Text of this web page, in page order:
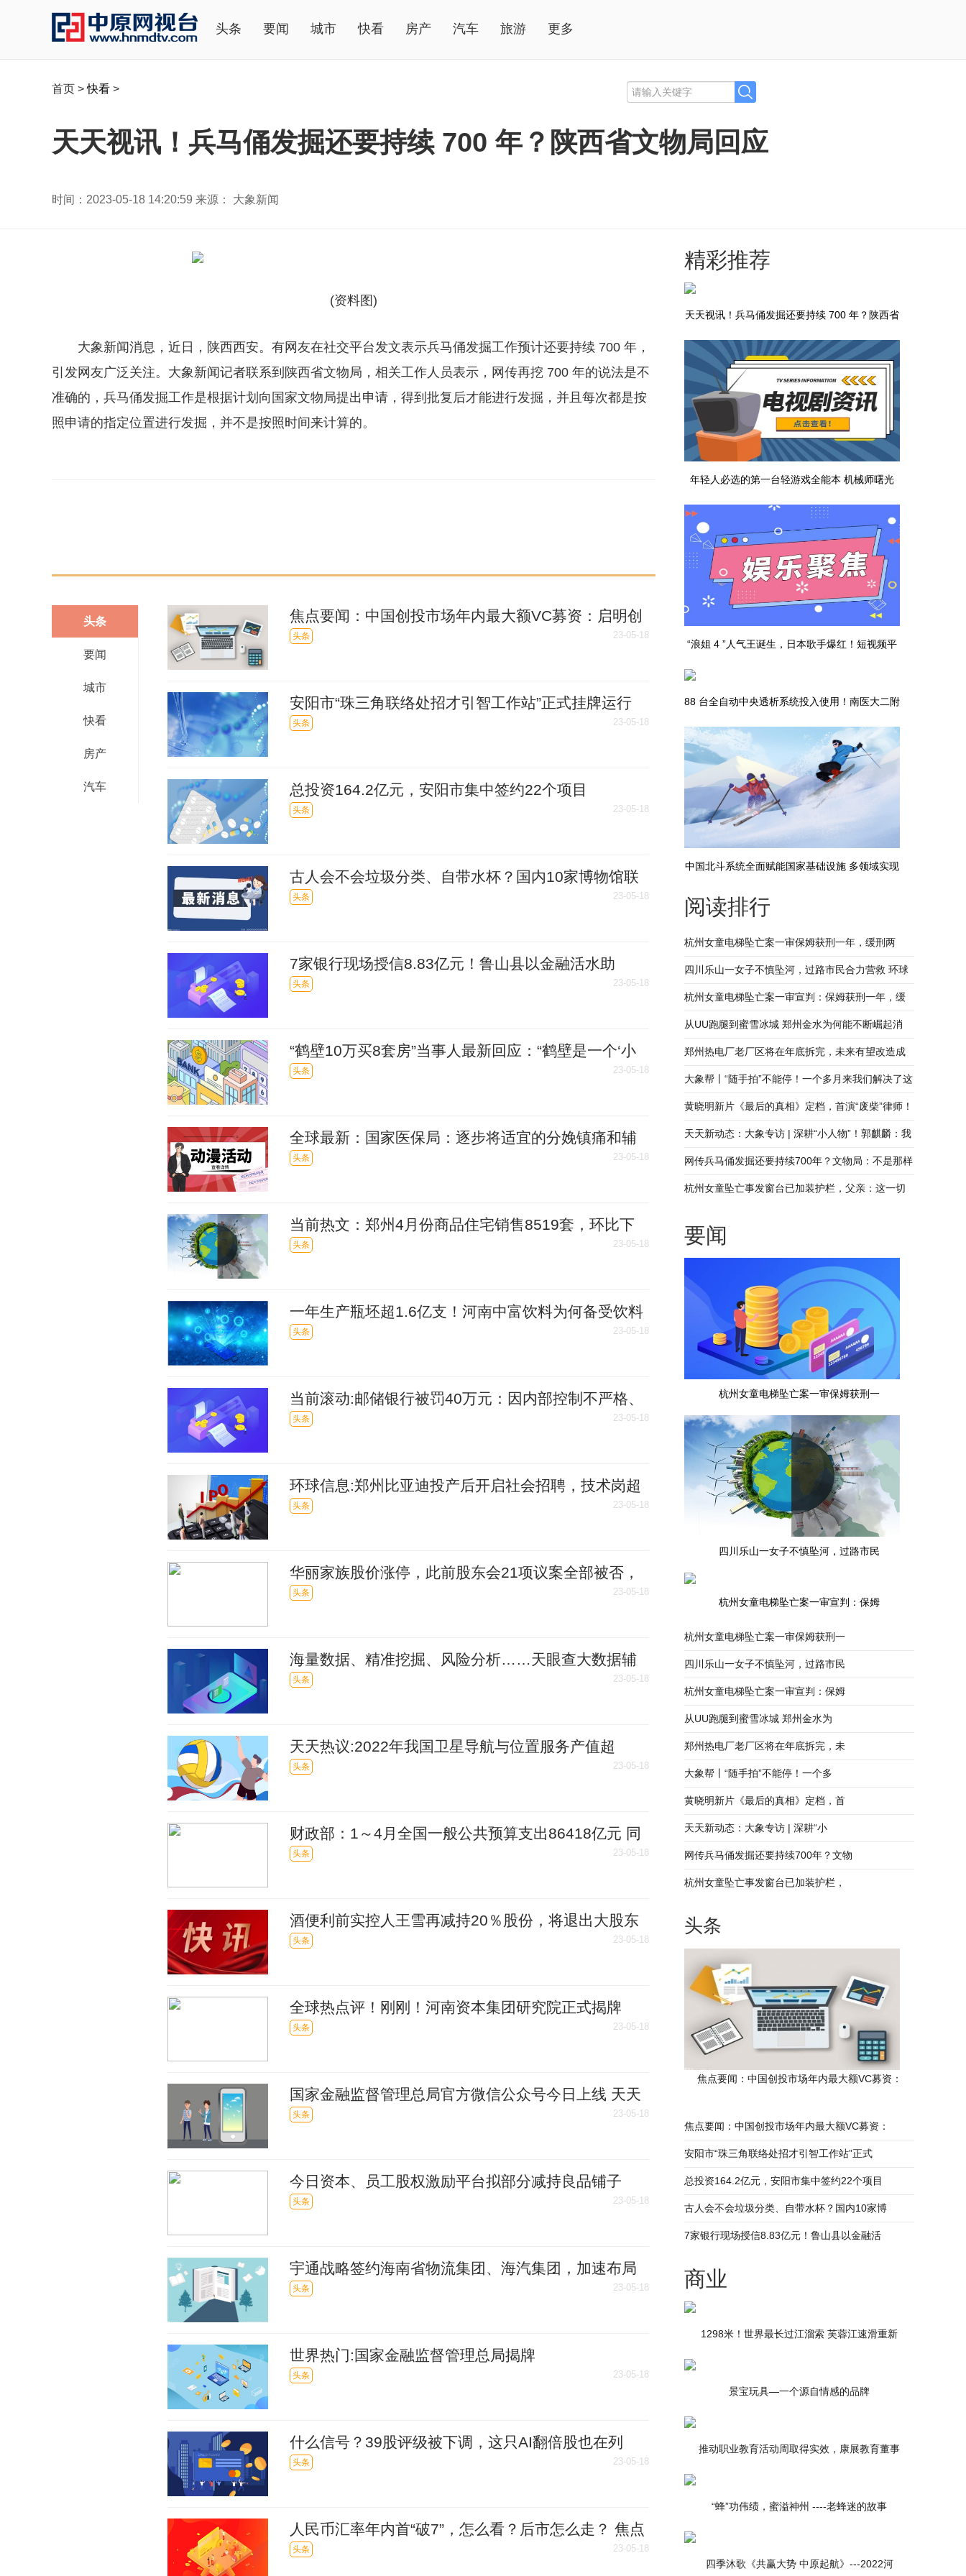
头条 要闻 城市 快看 房产 汽车 旅游 更多
首页 >快看 >
天天视讯！兵马俑发掘还要持续 700 年？陕西省文物局回应
时间：2023-05-18 14:20:59 来源： 大象新闻
(资料图)
大象新闻消息，近日，陕西西安。有网友在社交平台发文表示兵马俑发掘工作预计还要持续 700 年，
引发网友广泛关注。大象新闻记者联系到陕西省文物局，相关工作人员表示，网传再挖 700 年的说法是不
准确的，兵马俑发掘工作是根据计划向国家文物局提出申请，得到批复后才能进行发掘，并且每次都是按
照申请的指定位置进行发掘，并不是按照时间来计算的。
头条
要闻
城市
快看
房产
汽车
焦点要闻：中国创投市场年内最大额VC募资：启明创
投完成65亿元基金募集
头条 23-05-18
安阳市“珠三角联络处招才引智工作站”正式挂牌运行
头条 23-05-18
总投资164.2亿元，安阳市集中签约22个项目
头条 23-05-18
古人会不会垃圾分类、自带水杯？国内10家博物馆联
手支付宝、蚂蚁森林解密了
头条 23-05-18
7家银行现场授信8.83亿元！鲁山县以金融活水助
力“三产”高质量发展|天天快播
头条 23-05-18
“鹤壁10万买8套房”当事人最新回应：“鹤壁是一个‘小
而美’的城市”
头条 23-05-18
全球最新：国家医保局：逐步将适宜的分娩镇痛和辅
助生殖技术纳入医保
头条 23-05-18
当前热文：郑州4月份商品住宅销售8519套，环比下
降24.74％
头条 23-05-18
一年生产瓶坯超1.6亿支！河南中富饮料为何备受饮料
大牌青睐？
头条 23-05-18
当前滚动:邮储银行被罚40万元：因内部控制不严格、
未按规定报送案件信息
头条 23-05-18
环球信息:郑州比亚迪投产后开启社会招聘，技术岗超
5000人
头条 23-05-18
华丽家族股价涨停，此前股东会21项议案全部被否，
收监管工作函-天天短讯
头条 23-05-18
海量数据、精准挖掘、风险分析……天眼查大数据辅
助引进优质企业 当前时讯
头条 23-05-18
天天热议:2022年我国卫星导航与位置服务产值超
5000亿元
头条 23-05-18
财政部：1～4月全国一般公共预算支出86418亿元 同
比增长6.8％
头条 23-05-18
酒便利前实控人王雪再减持20％股份，将退出大股东
行列 每日速递
头条 23-05-18
全球热点评！刚刚！河南资本集团研究院正式揭牌
头条 23-05-18
国家金融监督管理总局官方微信公众号今日上线 天天
最资讯
头条 23-05-18
今日资本、员工股权激励平台拟部分减持良品铺子
头条 23-05-18
宇通战略签约海南省物流集团、海汽集团，加速布局
新能源商用车产业 环球微动态
头条 23-05-18
世界热门:国家金融监督管理总局揭牌
头条 23-05-18
什么信号？39股评级被下调，这只AI翻倍股也在列
（名单）-全球速看料
头条 23-05-18
人民币汇率年内首“破7”，怎么看？后市怎么走？ 焦点
精选
头条 23-05-18
精彩推荐
天天视讯！兵马俑发掘还要持续 700 年？陕西省
文物局回应
年轻人必选的第一台轻游戏全能本 机械师曙光
16 Air 评测|焦点资讯
“浪姐 4 ”人气王诞生，日本歌手爆红！短视频平
88 台全自动中央透析系统投入使用！南医大二附
院迈皋桥院区血液净化中心正式启用
中国北斗系统全面赋能国家基础设施 多领域实现
大规模应用
阅读排行
杭州女童电梯坠亡案一审保姆获刑一年，缓刑两
年，父亲：会继续抗诉 聚看点
四川乐山一女子不慎坠河，过路市民合力营救 环球
聚焦
杭州女童电梯坠亡案一审宣判：保姆获刑一年，缓
刑两年 父亲深夜给女儿写信
从UU跑腿到蜜雪冰城 郑州金水为何能不断崛起消
费“新势力”|豫观察_全球速看
郑州热电厂老厂区将在年底拆完，未来有望改造成
新地标，专家建议“保留式改造”
大象帮丨“随手拍”不能停！一个多月来我们解决了这
些事儿……_环球速看料
黄晓明新片《最后的真相》定档，首演“废柴”律师！
每日看点
天天新动态：大象专访 | 深耕“小人物”！郭麒麟：我
不觉得自己戏路窄！
网传兵马俑发掘还要持续700年？文物局：不是那样
的，每次都挖掘需向国家文物局申请
杭州女童坠亡事发窗台已加装护栏，父亲：这一切
要闻
杭州女童电梯坠亡案一审保姆获刑一
四川乐山一女子不慎坠河，过路市民
杭州女童电梯坠亡案一审宣判：保姆
杭州女童电梯坠亡案一审保姆获刑一
四川乐山一女子不慎坠河，过路市民
杭州女童电梯坠亡案一审宣判：保姆
从UU跑腿到蜜雪冰城 郑州金水为
郑州热电厂老厂区将在年底拆完，未
大象帮丨“随手拍”不能停！一个多
黄晓明新片《最后的真相》定档，首
天天新动态：大象专访 | 深耕“小
网传兵马俑发掘还要持续700年？文物
杭州女童坠亡事发窗台已加装护栏，
头条
焦点要闻：中国创投市场年内最大额VC募资：
焦点要闻：中国创投市场年内最大额VC募资：
安阳市“珠三角联络处招才引智工作站”正式
总投资164.2亿元，安阳市集中签约22个项目
古人会不会垃圾分类、自带水杯？国内10家博
7家银行现场授信8.83亿元！鲁山县以金融活
商业
1298米！世界最长过江溜索 芙蓉江速滑重新
景宝玩具—一个源自情感的品牌
推动职业教育活动周取得实效，康展教育董事
“蜂”功伟绩，蜜溢神州 ----老蜂迷的故事
四季沐歌《共赢大势 中原起航》---2022河